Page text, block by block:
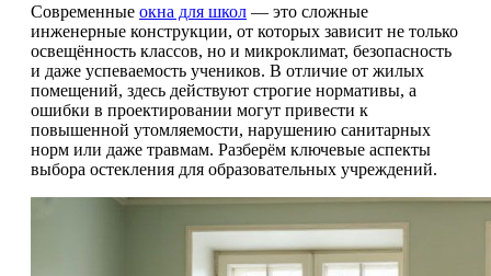
Современные окна для школ — это сложные
инженерные конструкции, от которых зависит не только
освещённость классов, но и микроклимат, безопасность
и даже успеваемость учеников. В отличие от жилых
помещений, здесь действуют строгие нормативы, а
ошибки в проектировании могут привести к
повышенной утомляемости, нарушению санитарных
норм или даже травмам. Разберём ключевые аспекты
выбора остекления для образовательных учреждений.